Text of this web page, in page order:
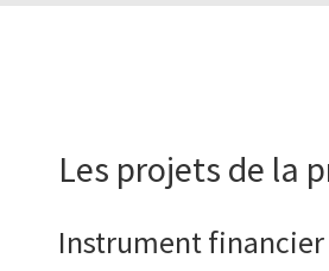
Les projets de la
Instrument